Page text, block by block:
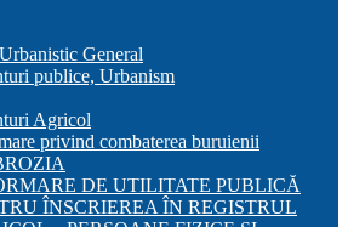
General
publice, Urbanism
Agricol
privind combaterea buruienii
DE UTILITATE PUBLICĂ
ÎNSCRIEREA ÎN REGISTRUL